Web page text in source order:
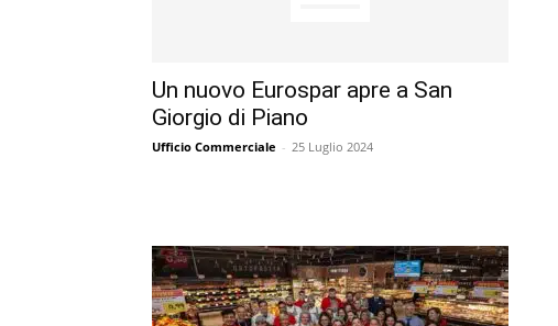
Un nuovo Eurospar apre a San
Giorgio di Piano
Ufficio Commerciale - 25 Luglio 2024